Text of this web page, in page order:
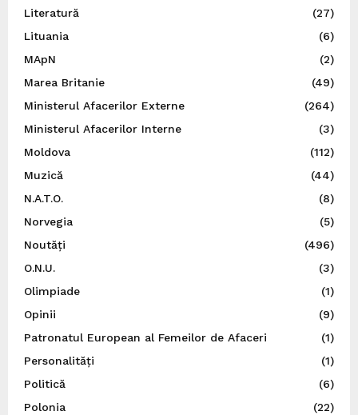
Literatură
(27)
Lituania
(6)
MApN
(2)
Marea Britanie
(49)
Ministerul Afacerilor Externe
(264)
Ministerul Afacerilor Interne
(3)
Moldova
(112)
Muzică
(44)
N.A.T.O.
(8)
Norvegia
(5)
Noutăți
(496)
O.N.U.
(3)
Olimpiade
(1)
Opinii
(9)
Patronatul European al Femeilor de Afaceri
(1)
Personalități
(1)
Politică
(6)
Polonia
(22)